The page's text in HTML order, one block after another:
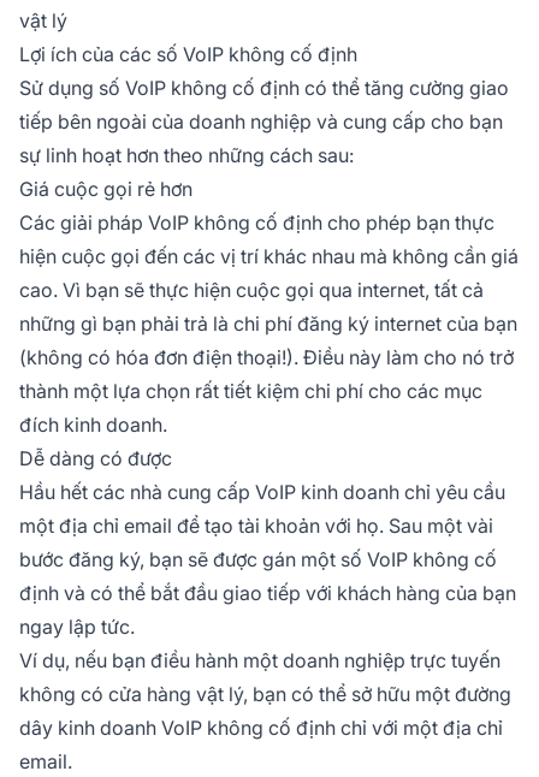
vật lý
Lợi ích của các số VoIP không cố định
Sử dụng số VoIP không cố định có thể tăng cường giao
tiếp bên ngoài của doanh nghiệp và cung cấp cho bạn
sự linh hoạt hơn theo những cách sau:
Giá cuộc gọi rẻ hơn
Các giải pháp VoIP không cố định cho phép bạn thực
hiện cuộc gọi đến các vị trí khác nhau mà không cần giá
cao. Vì bạn sẽ thực hiện cuộc gọi qua internet, tất cả
những gì bạn phải trả là chi phí đăng ký internet của bạn
(không có hóa đơn điện thoại!). Điều này làm cho nó trở
thành một lựa chọn rất tiết kiệm chi phí cho các mục
đích kinh doanh.
Dễ dàng có được
Hầu hết các nhà cung cấp VoIP kinh doanh chỉ yêu cầu
một địa chỉ email để tạo tài khoản với họ. Sau một vài
bước đăng ký, bạn sẽ được gán một số VoIP không cố
định và có thể bắt đầu giao tiếp với khách hàng của bạn
ngay lập tức.
Ví dụ, nếu bạn điều hành một doanh nghiệp trực tuyến
không có cửa hàng vật lý, bạn có thể sở hữu một đường
dây kinh doanh VoIP không cố định chỉ với một địa chỉ
email.